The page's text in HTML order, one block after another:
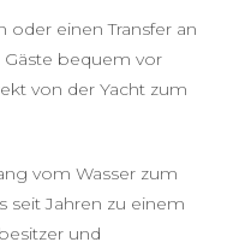
oder einen Transfer an
Gäste bequem vor
von der Yacht zum
vom Wasser zum
seit Jahren zu einem
und